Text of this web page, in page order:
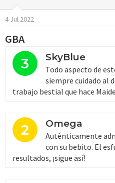
o
n
s
4 Jul 2022
GBA
3 SkyBlue
Todo aspecto de
siempre cuidado al
trabajo bestial que hace
2 Omega
Auténticamente
con su bebito. El
resultados, ¡sigue así!